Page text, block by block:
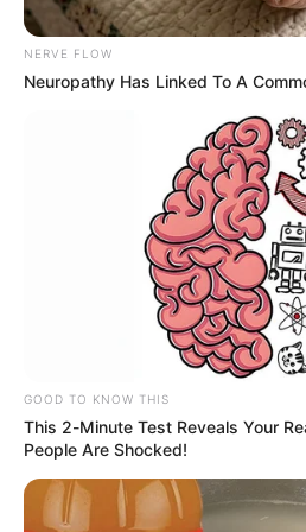
Carolina Sarmiento
NERVE FLOW
Neuropathy Has Linked To A
GOOD TO KNOW THIS
This 2-Minute Test Reveals Your
People Are Shocked!